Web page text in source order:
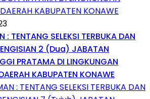
: TENTANG SELEKSI TERBUKA DAN
2 (Dua) JABATAN
PRATAMA DI LINGKUNGAN
KABUPATEN KONAWE